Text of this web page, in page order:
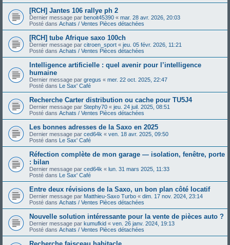
[RCH] Jantes 106 rallye ph 2
Dernier message par benoit45390 « mar. 28 avr. 2026, 20:03
Posté dans Achats / Ventes Pièces détachées
[RCH] tube Afrique saxo 100ch
Dernier message par citroen_sport « jeu. 05 févr. 2026, 11:21
Posté dans Achats / Ventes Pièces détachées
Intelligence artificielle : quel avenir pour l’intelligence
humaine
Dernier message par gregus « mer. 22 oct. 2025, 22:47
Posté dans Le Sax' Café
Recherche Carter distribution ou cache pour TU5J4
Dernier message par Stephy70 « jeu. 24 juil. 2025, 08:51
Posté dans Achats / Ventes Pièces détachées
Les bonnes adresses de la Saxo en 2025
Dernier message par ced64k « ven. 18 avr. 2025, 09:50
Posté dans Le Sax' Café
Réfection complète de mon garage — isolation, fenêtre, porte
: bilan
Dernier message par ced64k « lun. 31 mars 2025, 11:33
Posté dans Le Sax' Café
Entre deux révisions de la Saxo, un bon plan côté locatif
Dernier message par Matthieu-Saxo Turbo « dim. 17 nov. 2024, 23:14
Posté dans Achats / Ventes Pièces détachées
Nouvelle solution intéressante pour la vente de pièces auto ?
Dernier message par kumufkid « ven. 26 janv. 2024, 19:13
Posté dans Achats / Ventes Pièces détachées
Recherche faisceau habitacle